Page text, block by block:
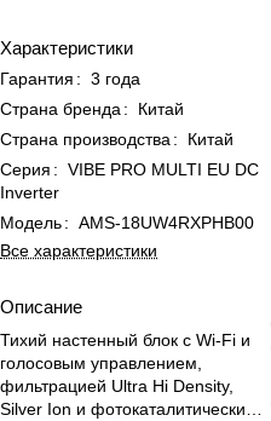
Характеристики
Гарантия : 3 года
Страна бренда :
Китай
Страна производства :
Китай
Серия : VIBE PRO MULTI EU DC
Inverter
Модель: AMS-18UW4RXPHB00
Все характеристики
Описание
Тихий настенный блок с Wi-Fi и
голосовым управлением,
фильтрацией Ultra Hi Density,
Silver Ion и фотокаталитическим